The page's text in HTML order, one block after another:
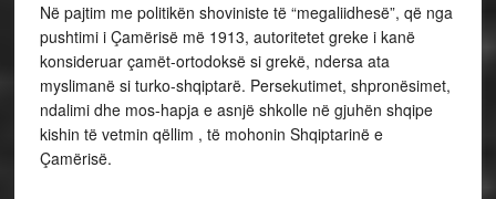
Në pajtim me politikën shoviniste të “megaliidhesë”, që nga
pushtimi i Çamërisë më 1913, autoritetet greke i kanë
konsideruar çamët-ortodoksë si grekë, ndersa ata
myslimanë si turko-shqiptarë. Persekutimet, shpronësimet,
ndalimi dhe mos-hapja e asnjë shkolle në gjuhën shqipe
kishin të vetmin qëllim , të mohonin Shqiptarinë e
Çamërisë.